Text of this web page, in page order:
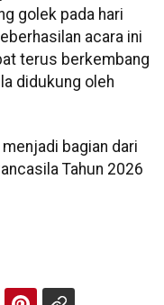
golek pada hari
acara ini
terus berkembang
didukung oleh
bagian dari
Tahun 2026